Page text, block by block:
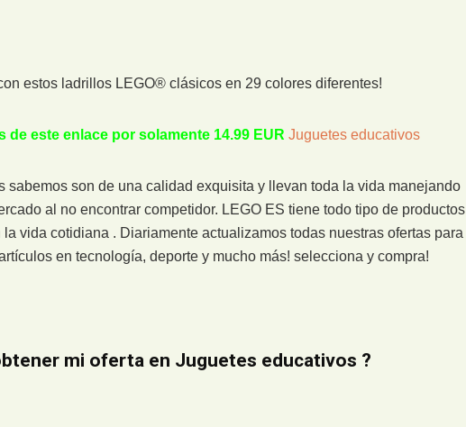
estos ladrillos LEGO® clásicos en 29 colores diferentes!
de este enlace por solamente 14.99 EUR Juguetes educativos
sabemos son de una calidad exquisita y llevan toda la vida manejando
al no encontrar competidor. LEGO ES tiene todo tipo de productos
vida cotidiana . Diariamente actualizamos todas nuestras ofertas para
en tecnología, deporte y mucho más! selecciona y compra!
mi oferta en Juguetes educativos ?